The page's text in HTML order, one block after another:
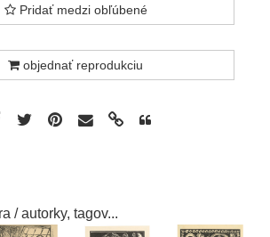
Pridať medzi obľúbené
objednať reprodukciu
/ autorky, tagov...